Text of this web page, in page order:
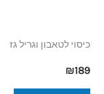
כיסוי לטאבון וגריל גז
₪189